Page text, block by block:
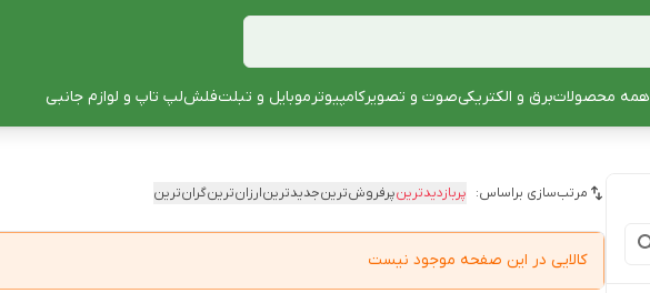
همه محصولاتبرق و الکتریکیصوت و تصویرکامپیوترموبایل و تبلتفلشلپ تاپ و لوازم جانبی
مرتب‌سازی براساس: پربازدیدترینپرفروش‌ترینجدیدترینارزان‌ترینگران‌ترین
کالایی در این صفحه موجود نیست